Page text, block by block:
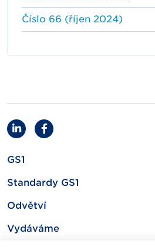
Číslo 66 (říjen 2024)
GS1
Standardy GS1
Odvětví
Vydáváme